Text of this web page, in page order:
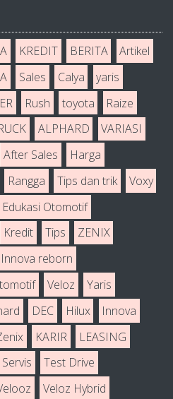
KREDIT BERITA
Artikel
Sales Calya
yaris
Rush toyota
Raize
ALPHARD
VARIASI
After Sales
Harga
Rangga Tips dan trik
Voxy
Edukasi Otomotif
Kredit Tips
ZENIX
Innova reborn
Veloz
Yaris
DEC Hilux
Innova
KARIR
LEASING
Servis
Test Drive
Veloz Hybrid